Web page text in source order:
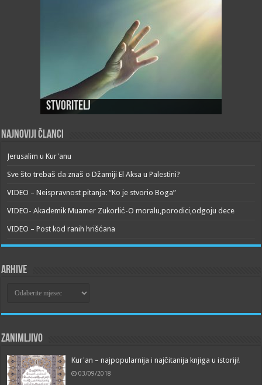
Stvoritelj
Najnoviji članci
Jerusalim u Kur'anu
Sve što trebaš da znaš o Džamiji El Aksa u Palestini?
VIDEO – Neispravnost pitanja: “Ko je stvorio Boga”
VIDEO- Akademik Muamer Zukorlić-O moralu,porodici,odgoju dece
VIDEO – Post kod ranih hrišćana
Arhive
Zanimljivo
Kur'an – najpopularnija i najčitanija knjiga u istoriji!
03/09/2018